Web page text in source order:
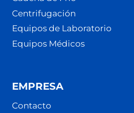
Centrifugación
Equipos de Laboratorio
Equipos Médicos
EMPRESA
Contacto